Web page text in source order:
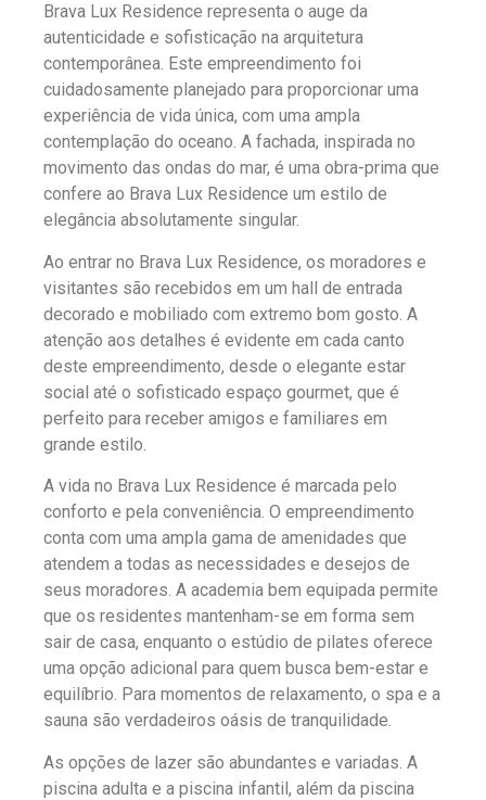
Brava Lux Residence representa o auge da
autenticidade e sofisticação na arquitetura
contemporânea. Este empreendimento foi
cuidadosamente planejado para proporcionar uma
experiência de vida única, com uma ampla
contemplação do oceano. A fachada, inspirada no
movimento das ondas do mar, é uma obra-prima que
confere ao Brava Lux Residence um estilo de
elegância absolutamente singular.
Ao entrar no Brava Lux Residence, os moradores e
visitantes são recebidos em um hall de entrada
decorado e mobiliado com extremo bom gosto. A
atenção aos detalhes é evidente em cada canto
deste empreendimento, desde o elegante estar
social até o sofisticado espaço gourmet, que é
perfeito para receber amigos e familiares em
grande estilo.
A vida no Brava Lux Residence é marcada pelo
conforto e pela conveniência. O empreendimento
conta com uma ampla gama de amenidades que
atendem a todas as necessidades e desejos de
seus moradores. A academia bem equipada permite
que os residentes mantenham-se em forma sem
sair de casa, enquanto o estúdio de pilates oferece
uma opção adicional para quem busca bem-estar e
equilíbrio. Para momentos de relaxamento, o spa e a
sauna são verdadeiros oásis de tranquilidade.
As opções de lazer são abundantes e variadas. A
piscina adulta e a piscina infantil, além da piscina